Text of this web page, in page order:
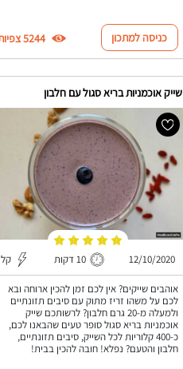
כניסה למתכון 5244 צפיות
שייק אוכמניות בריא סגול עם חלבון
12/10/2020 10 דקות קל
אוהבים שייקים? אין לכם זמן להכין ארוחה ובא
לכם על משהו זריז מתוק עם סיבים תזונתיים
ולמעלה מ-20 גרם חלבון? לרשותכם שייק
אוכמניות בריא סגול סופר טעים שהבאנו לכם,
כ-400 קלוריות לכל השייק, סיבים תזונתיים,
חלבון והטעם? נפלא! חובה להכין בבית!